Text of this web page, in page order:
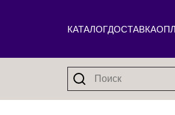
КАТАЛОГДОСТАВКА